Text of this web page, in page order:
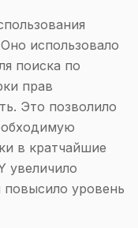
использовало
поиска по
прав
Это позволило
в кратчайшие
увеличило
уровень